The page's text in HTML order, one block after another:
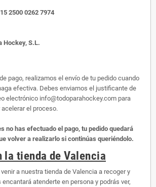
2500 0262 7974
Hockey, S.L.
pago, realizamos el envío de tu pedido cuando
efectiva. Debes enviarnos el justificante de
electrónico info@todoparahockey.com para
el proceso.
no has efectuado el pago, tu pedido quedará
volver a realizarlo si continúas queriéndolo.
la tienda de Valencia
a nuestra tienda de Valencia a recoger y
encantará atenderte en persona y podrás ver,